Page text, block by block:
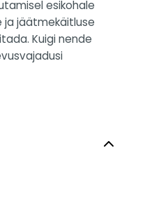
esikohale
ja jäätmekäitluse
Kuigi nende